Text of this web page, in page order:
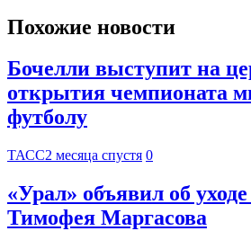
Похожие новости
Бочелли выступит на
открытия чемпионата
футболу
ТАСС2 месяца спустя 0
«Урал» объявил об
Тимофея Маргасова